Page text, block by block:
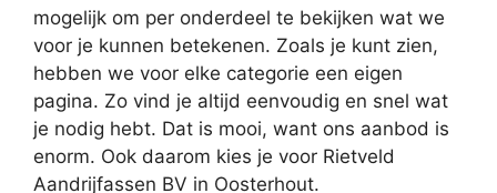
mogelijk om per onderdeel te bekijken wat we
voor je kunnen betekenen. Zoals je kunt zien,
hebben we voor elke categorie een eigen
pagina. Zo vind je altijd eenvoudig en snel wat
je nodig hebt. Dat is mooi, want ons aanbod is
enorm. Ook daarom kies je voor Rietveld
Aandrijfassen BV in Oosterhout.